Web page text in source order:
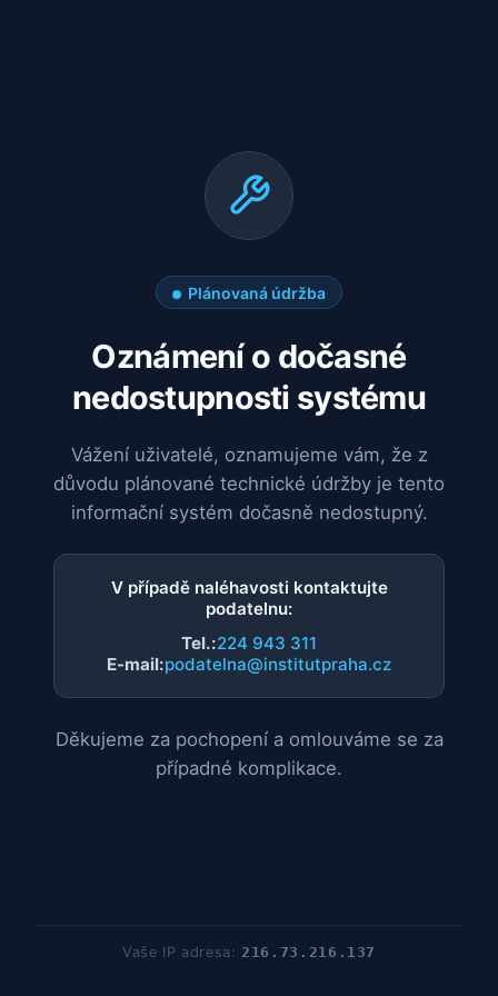
Plánovaná údržba
Oznámení o dočasné
nedostupnosti systému
Vážení uživatelé, oznamujeme vám, že z
důvodu plánované technické údržby je tento
informační systém dočasně nedostupný.
V případě naléhavosti kontaktujte
podatelnu:
Tel.:224 943 311
E-mail:podatelna@institutpraha.cz
Děkujeme za pochopení a omlouváme se za
případné komplikace.
Vaše IP adresa:216.73.216.137